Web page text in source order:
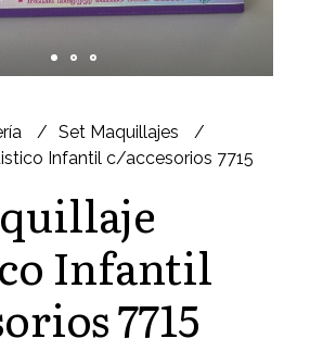
Set Maquillajes
Infantil c/accesorios 7715
Infantil
7715